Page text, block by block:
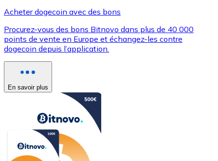
Acheter dogecoin avec des bons
Procurez-vous des bons Bitnovo dans plus de 40 000
points de vente en Europe et échangez-les contre
dogecoin depuis l’application.
En savoir plus